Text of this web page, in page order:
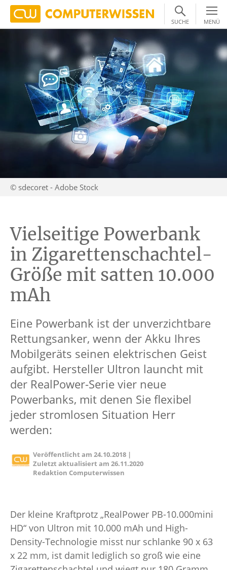
SUCHE MENÜ
© sdecoret - Adobe Stock
Vielseitige Powerbank
in Zigarettenschachtel-
Größe mit satten 10.000
mAh
Eine Powerbank ist der unverzichtbare
Rettungsanker, wenn der Akku Ihres
Mobilgeräts seinen elektrischen Geist
aufgibt. Hersteller Ultron launcht mit
der RealPower-Serie vier neue
Powerbanks, mit denen Sie flexibel
jeder stromlosen Situation Herr
werden:
Veröffentlicht am24.10.2018 |
Zuletzt aktualisiert am26.11.2020
Redaktion Computerwissen
Der kleine Kraftprotz „RealPower PB-10.000mini
HD“ von Ultron mit 10.000 mAh und High-
Density-Technologie misst nur schlanke 90 x 63
x 22 mm, ist damit lediglich so groß wie eine